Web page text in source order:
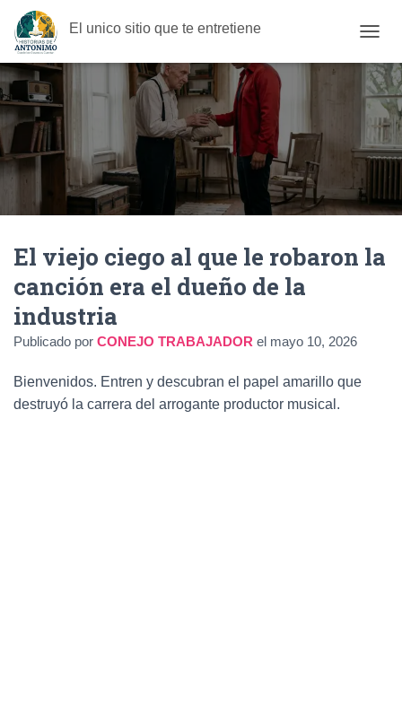
El unico sitio que te entretiene
A
M
B
A
R
D
O
E
N
El viejo ciego al que le robaron la
canción era el dueño de la
industria
Publicado por CONEJO TRABAJADOR el mayo 10, 2026
Bienvenidos. Entren y descubran el papel amarillo que
destruyó la carrera del arrogante productor musical.